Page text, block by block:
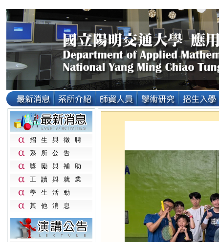
招生與徵聘
系所公告
獎勵與補助
工讀與就業
學生活動
其他消息